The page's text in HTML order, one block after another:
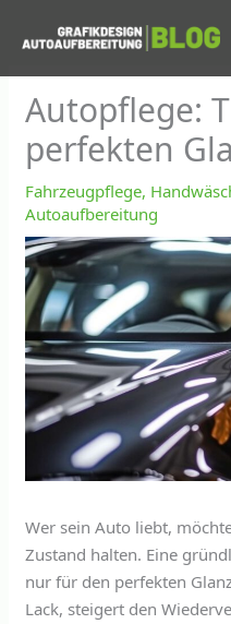
Inhalt
Autopflege:
perfekten
Fahrzeugpflege,
Autoaufbereitung
Wer sein Auto liebt,
Zustand halten. Eine
nur für den perfekten
Lack, steigert den